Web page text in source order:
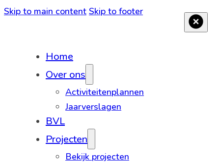
Skip to main content Skip to footer
Home
Over ons
Activiteitenplannen
Jaarverslagen
BVL
Projecten
Bekijk projecten